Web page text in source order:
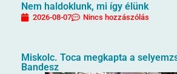
Nem haldoklunk, mi így élünk
2026-08-07 Nincs hozzászólás
Miskolc. Toca megkapta a
Bandesz